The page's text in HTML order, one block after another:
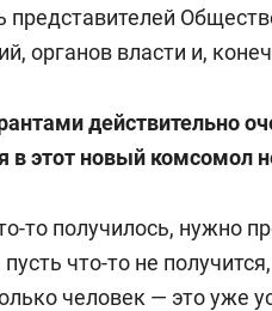
представителей
органов власти и,
действительно
в этот новый комсомол
то получилось, нужно
пусть что-то не
человек — это уже